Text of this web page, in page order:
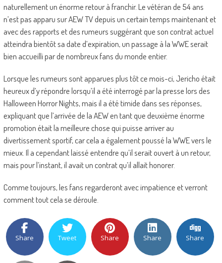
naturellement un énorme retour à franchir. Le vétéran de 54 ans
n’est pas apparu sur AEW TV depuis un certain temps maintenant et
avec des rapports et des rumeurs suggérant que son contrat actuel
atteindra bientôt sa date d’expiration, un passage à la WWE serait
bien accueilli par de nombreux fans du monde entier.
Lorsque les rumeurs sont apparues plus tôt ce mois-ci, Jericho était
heureux d’y répondre lorsqu’il a été interrogé par la presse lors des
Halloween Horror Nights, mais il a été timide dans ses réponses,
expliquant que l’arrivée de la AEW en tant que deuxième énorme
promotion était la meilleure chose qui puisse arriver au
divertissement sportif, car cela a également poussé la WWE vers le
mieux. Il a cependant laissé entendre qu’il serait ouvert à un retour,
mais pour l’instant, il avait un contrat qu’il allait honorer.
Comme toujours, les fans regarderont avec impatience et verront
comment tout cela se déroule.
Share Tweet Share Share Share